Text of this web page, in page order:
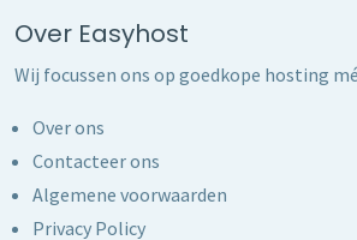
Over Easyhost
Wij focussen ons op goedkope hosting
Over ons
Contacteer ons
Algemene voorwaarden
Privacy Policy